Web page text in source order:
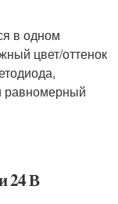
в одном
цвет/оттенок
равномерный
24 В